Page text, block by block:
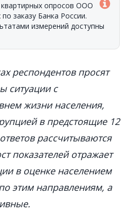
опросов ООО
заказу Банка России.
измерений доступны
респондентов просят
ситуации с
жизни населения,
в предстоящие 12
рассчитываются
показателей отражает
в оценке населением
этим направлениям, а